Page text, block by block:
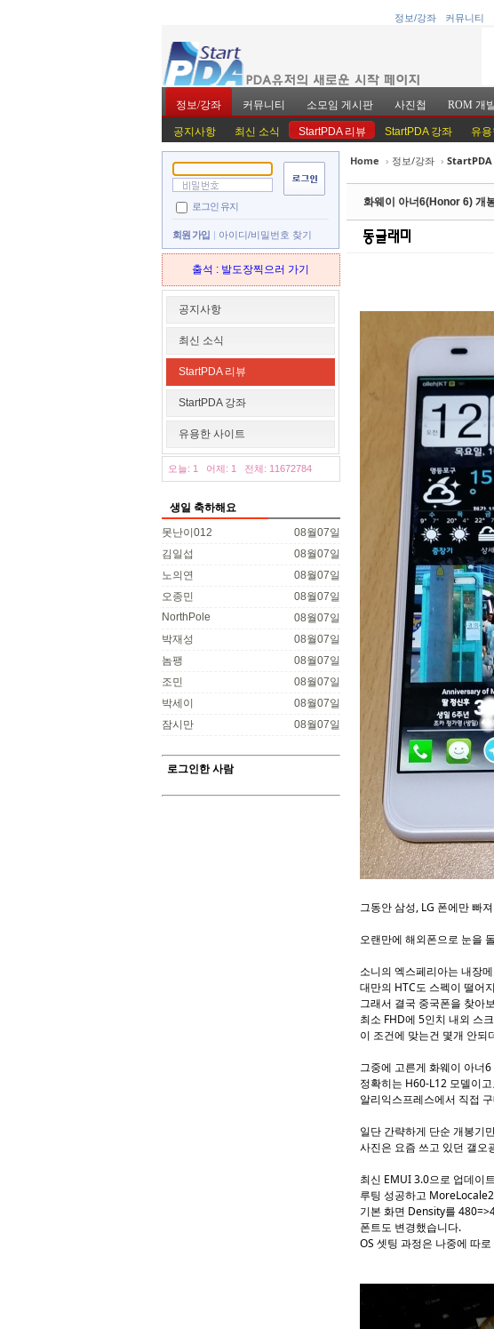
정보/강좌 커뮤니티
정보/강좌 커뮤니티 소모임 게시판 사진첩 ROM 개
공지사항 최신 소식 StartPDA 리뷰 StartPDA 강좌 유
로그인 유지
회원 가입 아이디/비밀번호 찾기
출석 : 발도장찍으러 가기
공지사항
최신 소식
StartPDA 리뷰
StartPDA 강좌
유용한 사이트
오늘: 1 어제: 1 전체: 11672784
생일 축하해요
08월07일
못난이012
08월07일
김일섭
08월07일
노의연
08월07일
오종민
08월07일
NorthPole
08월07일
박재성
08월07일
놈팽
08월07일
조민
08월07일
박세이
08월07일
잠시만
로그인한 사람
Home › 정보/강좌 › StartPDA
화웨이 아너6(Honor 6) 개
그동안 삼성, LG 폰에만 빠
오랜만에 해외폰으로 눈을
소니의 엑스페리아는 내장
대만의 HTC도 스펙이 떨어
그래서 결국 중국폰을 찾아
최소 FHD에 5인치 내외 스
이 조건에 맞는건 몇개 안되
그중에 고른게 화웨이 아너
정확히는 H60-L12 모델이
알리익스프레스에서 직접
일단 간략하게 단순 개봉기
사진은 요즘 쓰고 있던 갤오
최신 EMUI 3.0으로 업데이
루팅 성공하고
기본 화면 Density를
폰트도 변경했습니다.
OS 셋팅 과정은 나중에 따
Sketchbook5, 스케치북5
Sketchbook5, 스케치북5
Sketchbook5, 스케치북5
Sketchbook5, 스케치북5